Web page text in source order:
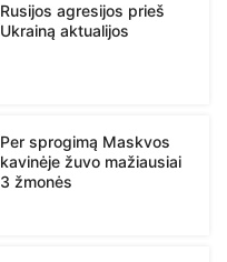
Rusijos agresijos prieš
Ukrainą aktualijos
Per sprogimą Maskvos
kavinėje žuvo mažiausiai
3 žmonės